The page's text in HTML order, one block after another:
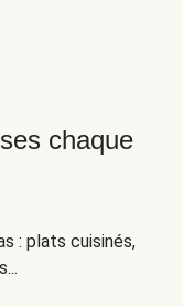
chaque
: plats cuisinés,